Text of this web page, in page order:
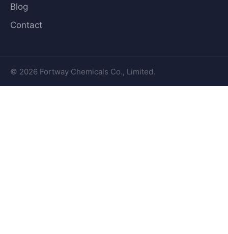
Blog
Contact
© 2026 Fortway Chemicals Co., Limited.